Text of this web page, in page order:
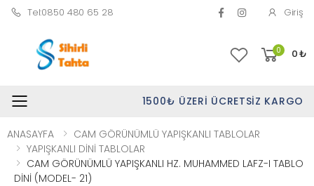
Tel:0850 480 65 28 Giriş
0 0₺
Toggle mobile menu1500₺ ÜZERI ÜCRETSIZ KARGO
ANASAYFA
CAM GÖRÜNÜMLÜ YAPIŞKANLI TABLOLAR
YAPIŞKANLI DİNİ TABLOLAR
CAM GÖRÜNÜMLÜ YAPIŞKANLI HZ. MUHAMMED LAFZ-I TABLO
DİNİ (MODEL- 21)